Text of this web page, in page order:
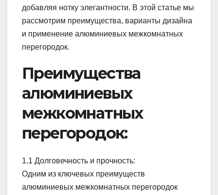
добавляя нотку элегантности. В этой статье мы
рассмотрим преимущества, варианты дизайна
и применение алюминиевых межкомнатных
перегородок.
Преимущества
алюминиевых
межкомнатных
перегородок:
1.1 Долговечность и прочность:
Одним из ключевых преимуществ
алюминиевых межкомнатных перегородок